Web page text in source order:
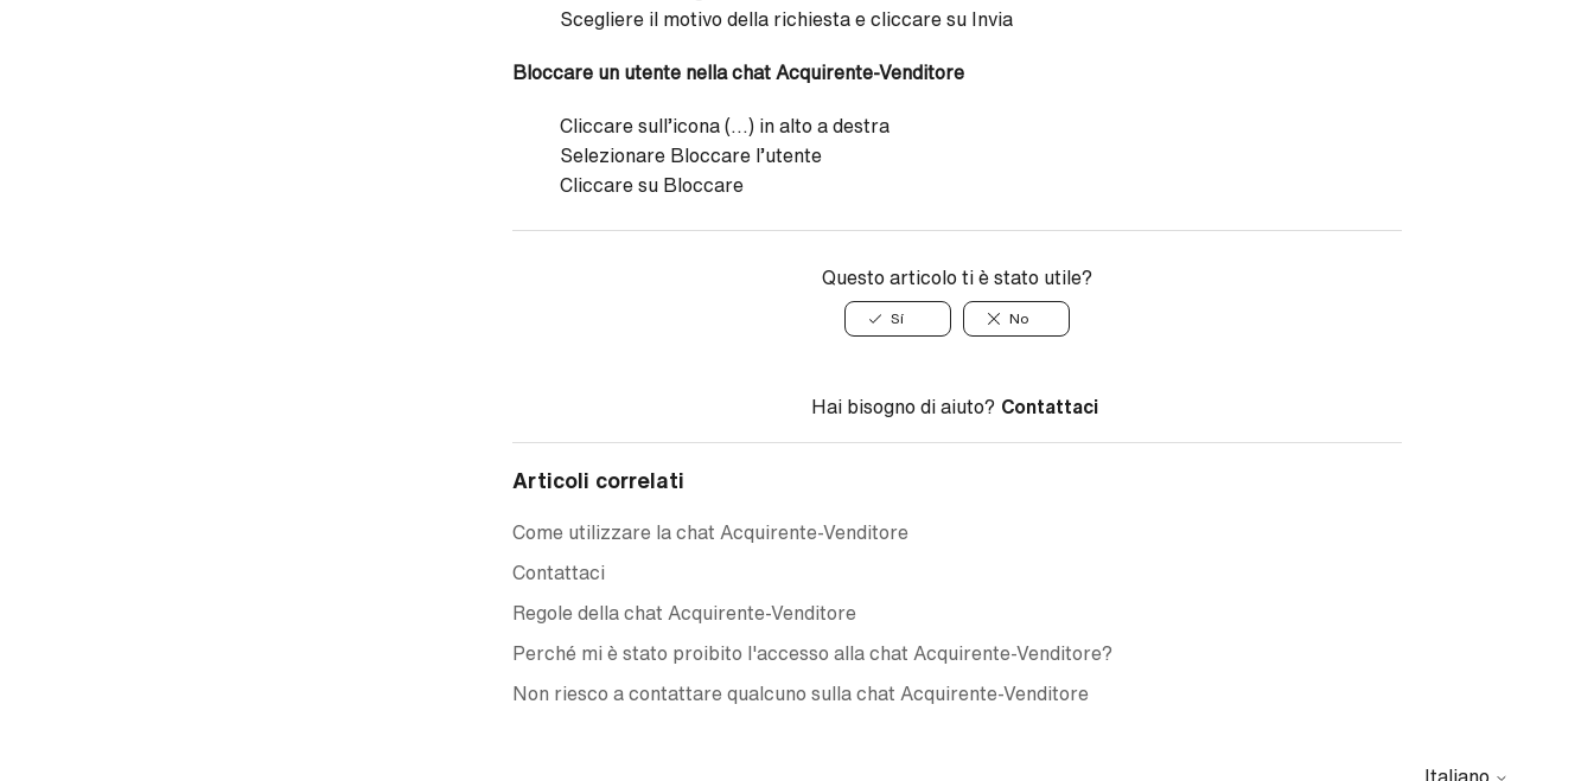
Scegliere il motivo della richiesta e cliccare su Invia
Bloccare un utente nella chat Acquirente-Venditore
Cliccare sull’icona (...) in alto a destra
Selezionare Bloccare l’utente
Cliccare su Bloccare
Questo articolo ti è stato utile?
Sí No
Hai bisogno di aiuto? Contattaci
Articoli correlati
Come utilizzare la chat Acquirente-Venditore
Contattaci
Regole della chat Acquirente-Venditore
Perché mi è stato proibito l'accesso alla chat Acquirente-Venditore?
Non riesco a contattare qualcuno sulla chat Acquirente-Venditore
Italiano